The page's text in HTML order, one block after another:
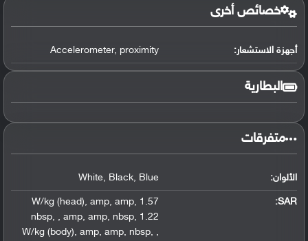
خصائص أخرى
أجهزة الاستشعار: Accelerometer, proximity
البطارية
متفرقات
الألوان: White, Black, Blue
SAR
:
1.57 W/kg (head)
, amp, amp,
nbsp, , amp, amp, nbsp, 1.22
W/kg (body), amp, amp, nbsp, ,